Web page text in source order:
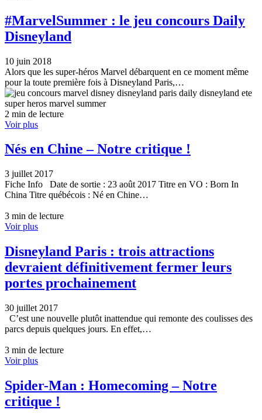
#MarvelSummer : le jeu concours Daily
Disneyland
10 juin 2018
Alors que les super-héros Marvel débarquent en ce moment même
pour la toute première fois à Disneyland Paris,…
2 min de lecture
Voir plus
Nés en Chine – Notre critique !
3 juillet 2017
Fiche Info Date de sortie : 23 août 2017 Titre en VO : Born In
China Titre québécois : Né en Chine…
3 min de lecture
Voir plus
Disneyland Paris : trois attractions
devraient définitivement fermer leurs
portes prochainement
30 juillet 2017
C’est une nouvelle plutôt inattendue qui remonte des coulisses des
parcs depuis quelques jours. En effet,…
3 min de lecture
Voir plus
Spider-Man : Homecoming – Notre
critique !